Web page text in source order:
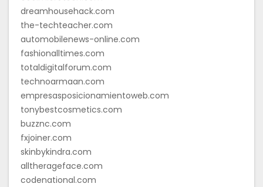
dreamhousehack.com
the-techteacher.com
automobilenews-online.com
fashionalltimes.com
totaldigitalforum.com
technoarmaan.com
empresasposicionamientoweb.com
tonybestcosmetics.com
buzznc.com
fxjoiner.com
skinbykindra.com
alltherageface.com
codenational.com